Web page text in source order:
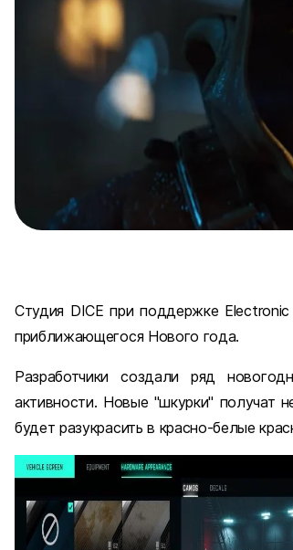
Студия DICE при поддержке
приближающегося Нового года.
Разработчики создали ряд
активности. Новые "шкурки" получат
будет разукрасить в красно-белые